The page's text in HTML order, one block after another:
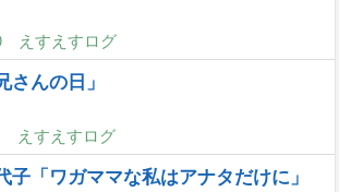
えすえすログ
さんの日」
えすえすログ
子「ワガママな私はアナタだけに」